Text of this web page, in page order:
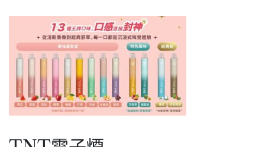
芋
冰
淇
煙
彈
糖
果